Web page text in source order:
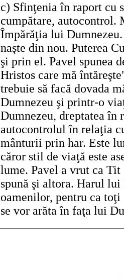
c) Sfinţenia în raport cu
cumpătare, autocontrol.
Împărăţia lui
naşte din nou. Puterea
şi prin el. Pavel spunea
Hristos care mă
trebuie să facă dovada
Dumnezeu şi printr-o
Dumnezeu, dreptatea în
autocontrolul în relaţia
mânturii prin har. Este
căror stil de viaţă este
lume. Pavel a vrut ca Tit
spună şi altora. Harul
oamenilor, pentru ca
se vor arăta în faţa lui